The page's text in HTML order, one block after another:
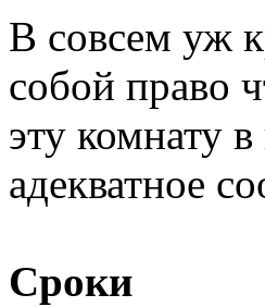
В совсем уж
собой право
эту комнату
адекватное
Сроки